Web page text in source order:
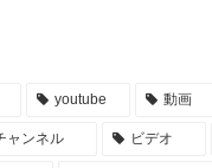
youtube 動画
ャンネル ビデオ